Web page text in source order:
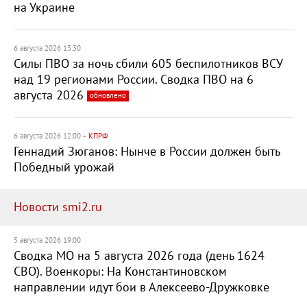
на Украине
6 августа 2026 13:30
Силы ПВО за ночь сбили 605 беспилотников ВСУ
над 19 регионами России. Сводка ПВО на 6
августа 2026
обновлено
6 августа 2026 12:00 – КПРФ
Геннадий Зюганов: Нынче в России должен быть
Победный урожай
Новости smi2.ru
5 августа 2026 19:00
Сводка МО на 5 августа 2026 года (день 1624
СВО). Военкоры: На Константиновском
направлении идут бои в Алексеево-Дружковке